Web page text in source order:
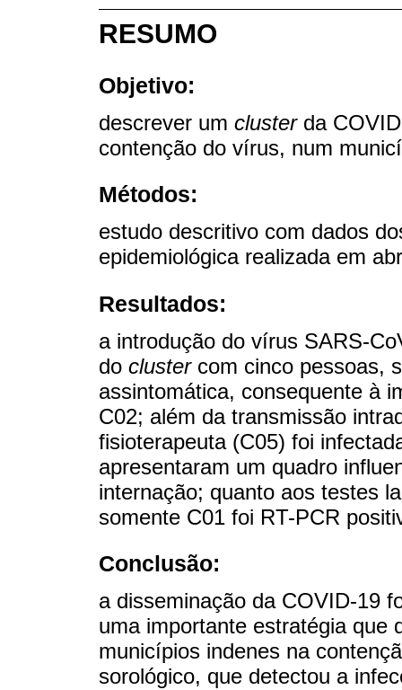
RESUMO
Objetivo:
descrever um clusterda
contenção do vírus, num
Métodos:
estudo descritivo com dados
epidemiológica realizada em
Resultados:
a introdução do vírus SARS-
do clustercom cinco pessoas,
assintomática, consequente à
C02; além da transmissão
fisioterapeuta (C05) foi
apresentaram um quadro
internação; quanto aos testes
somente C01 foi RT-PCR
Conclusão:
a disseminação da COVID-19
uma importante estratégia que
municípios indenes na
sorológico, que detectou a